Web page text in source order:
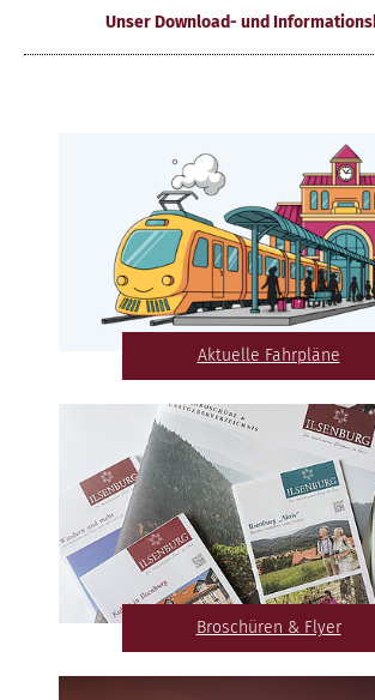
Unser Download- und
Aktuelle Fahrpläne
Broschüren & Flyer